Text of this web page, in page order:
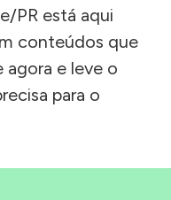
PR está aqui
conteúdos que
agora e leve o
para o